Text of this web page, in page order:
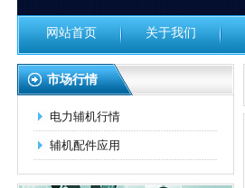
网站首页 关于我们
市场行情
电力辅机行情
辅机配件应用